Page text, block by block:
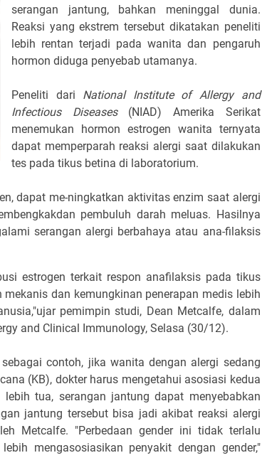
serangan jantung, bahkan meninggal dunia.
Reaksi yang ekstrem tersebut dikatakan peneliti
lebih rentan terjadi pada wanita dan pengaruh
hormon diduga penyebab utamanya.
Peneliti dari National Institute of Allergy and
Infectious Diseases(NIAD) Amerika Serikat
menemukan hormon estrogen wanita ternyata
dapat memperparah reaksi alergi saat dilakukan
tes pada tikus betina di laboratorium.
dapat me-ningkatkan aktivitas enzim saat alergi
pembuluh darah meluas. Hasilnya
serangan alergi berbahaya atau ana-filaksis
estrogen terkait respon anafilaksis pada tikus
dan kemungkinan penerapan medis lebih
pemimpin studi, Dean Metcalfe, dalam
and Clinical Immunology, Selasa (30/12).
contoh, jika wanita dengan alergi sedang
(KB), dokter harus mengetahui asosiasi kedua
tua, serangan jantung dapat menyebabkan
jantung tersebut bisa jadi akibat reaksi alergi
Metcalfe. "Perbedaan gender ini tidak terlalu
mengasosiasikan penyakit dengan gender,"